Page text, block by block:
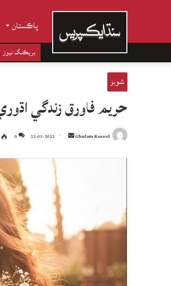
پاڪستان
بريڪنگ نيوز
شوبز
حريم فاورق زندگي
Ghulam Rasool
Send
email
22-05-2022
0